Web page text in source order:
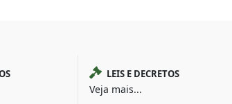
LEIS E DECRETOS
Veja mais...